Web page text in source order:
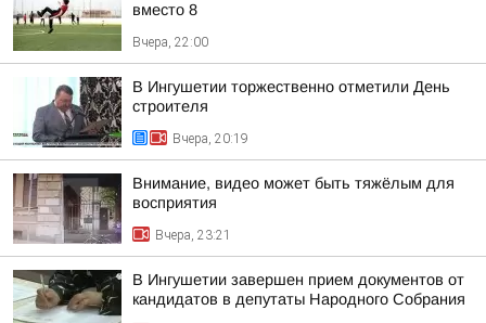
вместо 8
Вчера, 22:00
В Ингушетии торжественно отметили День
строителя
Вчера, 20:19
Внимание, видео может быть тяжёлым для
восприятия
Вчера, 23:21
В Ингушетии завершен прием документов от
кандидатов в депутаты Народного Собрания